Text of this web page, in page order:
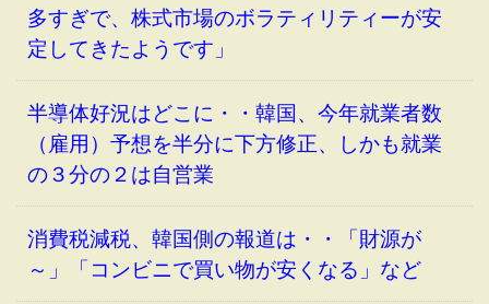
多すぎで、株式市場のボラティリティーが安
定してきたようです」
半導体好況はどこに・・韓国、今年就業者数
（雇用）予想を半分に下方修正、しかも就業
の３分の２は自営業
消費税減税、韓国側の報道は・・「財源が
～」「コンビニで買い物が安くなる」など